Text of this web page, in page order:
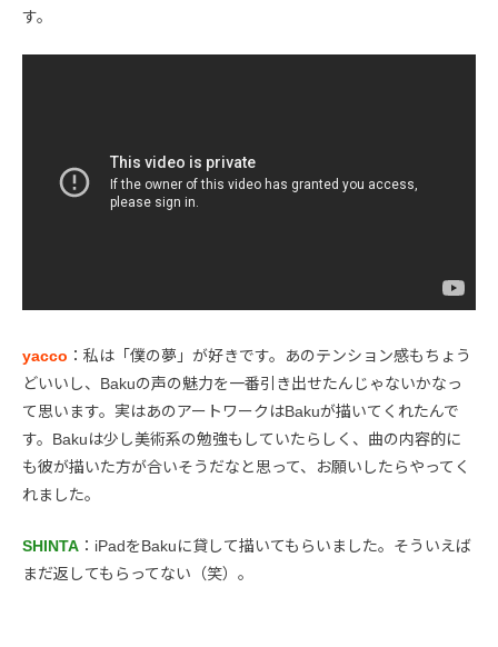
す。
yacco ：私は「僕の夢」が好きです。あのテンション感もちょう
どいいし、Bakuの声の魅力を一番引き出せたんじゃないかなっ
て思います。実はあのアートワークはBakuが描いてくれたんで
す。Bakuは少し美術系の勉強もしていたらしく、曲の内容的に
も彼が描いた方が合いそうだなと思って、お願いしたらやってく
れました。
SHINTA ：iPadをBakuに貸して描いてもらいました。そういえば
まだ返してもらってない（笑）。